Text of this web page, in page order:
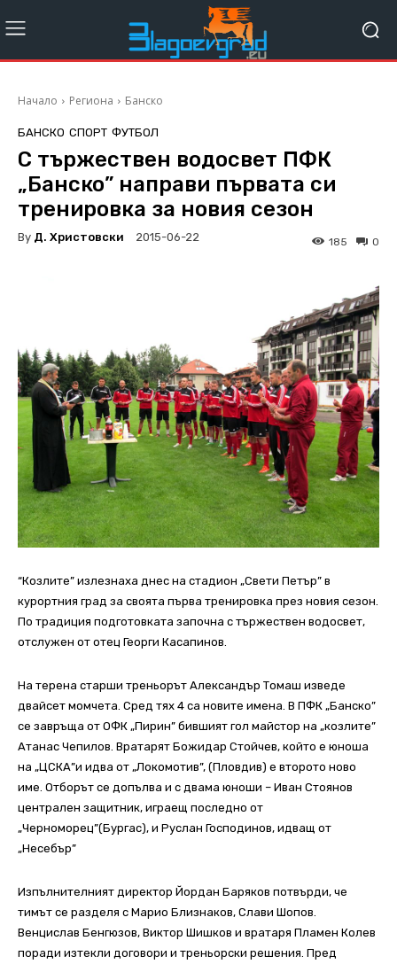
Начало Региона Банско
БАНСКО СПОРТ ФУТБОЛ
С тържествен водосвет ПФК
„Банско” направи първата си
тренировка за новия сезон
By Д. Христовски 2015-06-22 0
185
“Козлите” излезнаха днес на стадион „Свети Петър” в
курортния град за своята първа тренировка през новия сезон.
По традиция подготовката започна с тържествен водосвет,
отслужен от отец Георги Касапинов.
На терена старши треньорът Александър Томаш изведе
двайсет момчета. Сред тях 4 са новите имена. В ПФК „Банско”
се завръща от ОФК „Пирин” бившият гол майстор на „козлите”
Атанас Чепилов. Вратарят Божидар Стойчев, който е юноша
на „ЦСКА”и идва от „Локомотив”, (Пловдив) е второто ново
име. Отборът се допълва и с двама юноши – Иван Стоянов
централен защитник, играещ последно от
„Черноморец”(Бургас), и Руслан Господинов, идващ от
„Несебър”
Изпълнителният директор Йордан Баряков потвърди, че
тимът се разделя с Марио Близнаков, Слави Шопов.
Венцислав Бенгюзов, Виктор Шишков и вратаря Пламен Колев
поради изтекли договори и треньорски решения. Пред